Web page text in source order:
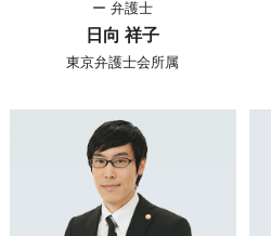
ー 弁護士
日向 祥子
東京弁護士会所属